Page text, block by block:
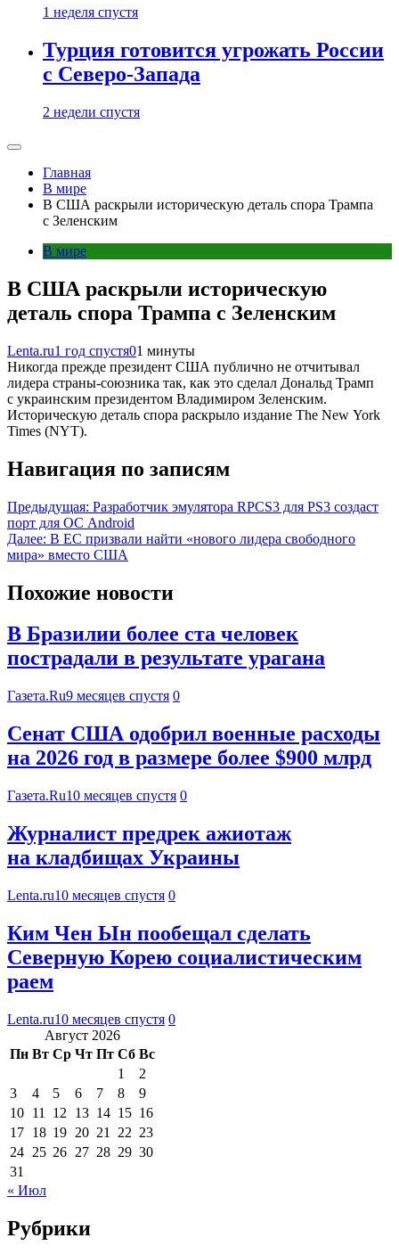
1 неделя спустя
Турция готовится угрожать России
с Северо-Запада
2 недели спустя
Главная
В мире
В США раскрыли историческую деталь спора Трампа
с Зеленским
В мире
В США раскрыли историческую
деталь спора Трампа с Зеленским
Lenta.ru1 год спустя01 минуты
Никогда прежде президент США публично не отчитывал
лидера страны-союзника так, как это сделал Дональд Трамп
с украинским президентом Владимиром Зеленским.
Историческую деталь спора раскрыло издание The New York
Times (NYT).
Навигация по записям
Предыдущая: Разработчик эмулятора RPCS3 для PS3 создаст
порт для ОС Android
Далее: В ЕС призвали найти «нового лидера свободного
мира» вместо США
Похожие новости
В Бразилии более ста человек
пострадали в результате урагана
Газета.Ru9 месяцев спустя 0
Сенат США одобрил военные расходы
на 2026 год в размере более $900 млрд
Газета.Ru10 месяцев спустя 0
Журналист предрек ажиотаж
на кладбищах Украины
Lenta.ru10 месяцев спустя 0
Ким Чен Ын пообещал сделать
Северную Корею социалистическим
раем
Lenta.ru10 месяцев спустя 0
Август 2026
Пн Вт Ср Чт Пт Сб Вс
1
2
3
4 5 6 7 8
9
10 11 12 13 14 15 16
17 18 19 20 21 22 23
24 25 26 27 28 29 30
31
« Июл
Рубрики